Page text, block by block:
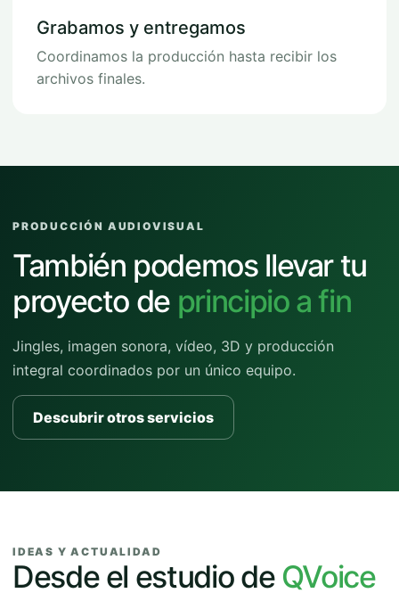
Grabamos y entregamos
Coordinamos la producción hasta recibir los
archivos finales.
PRODUCCIÓN AUDIOVISUAL
También podemos llevar tu
proyecto de principio a fin
Jingles, imagen sonora, vídeo, 3D y producción
integral coordinados por un único equipo.
Descubrir otros servicios
IDEAS Y ACTUALIDAD
Desde el estudio de QVoice